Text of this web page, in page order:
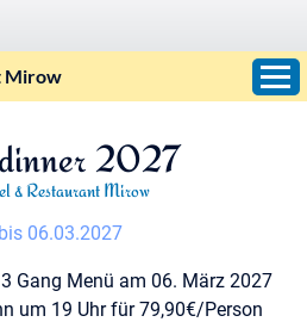
Mirow
2027
& Restaurant Mirow
06.03.2027
Gang Menü am 06. März 2027
um 19 Uhr für 79,90€/Person